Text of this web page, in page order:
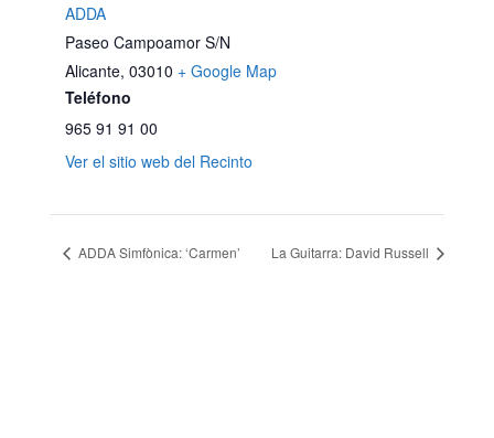
ADDA
Paseo Campoamor S/N
Alicante, 03010 + Google Map
Teléfono
965 91 91 00
Ver el sitio web del Recinto
ADDA Simfònica: ‘Carmen’ La Guitarra: David Russell